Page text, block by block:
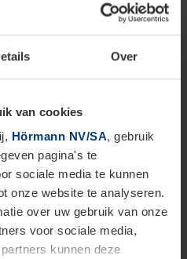
Over
van cookies
Hörmann NV/SA, gebruik
pagina's te
sociale media te kunnen
onze website te analyseren.
over uw gebruik van onze
voor sociale media,
kunnen deze